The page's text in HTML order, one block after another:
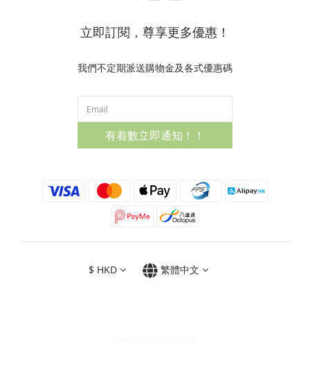
立即訂閱，尊享更多優惠！
我們不定期派送購物金及各式優惠碼
有着數立即通知！！
$ HKD 繁體中文